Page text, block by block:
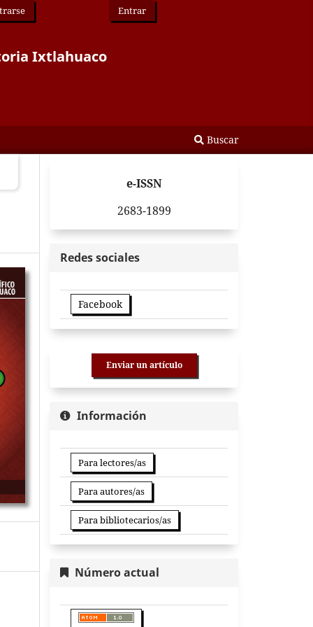
Ixtlahuaco
Buscar
Entrar
e-ISSN
2683-1899
Redes sociales
Facebook
Enviar un artículo
Información
Para lectores/as
Para autores/as
Para bibliotecarios/as
Número actual